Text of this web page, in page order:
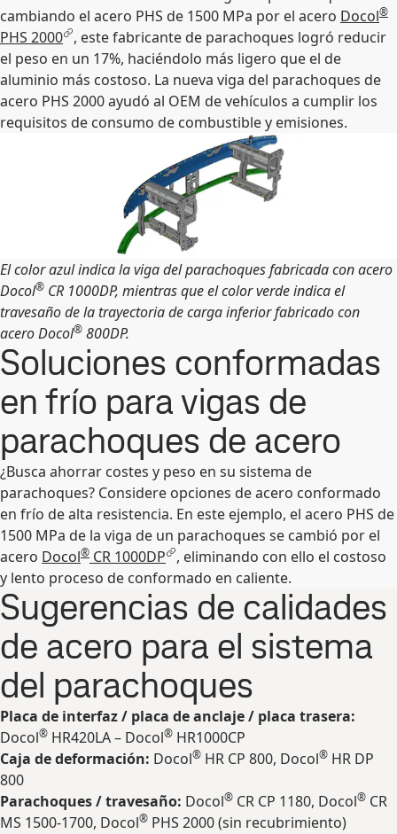
cambiando el acero PHS de 1500 MPa por el acero Docol®
PHS 2000 , este fabricante de parachoques logró reducir
el peso en un 17%, haciéndolo más ligero que el de
aluminio más costoso. La nueva viga del parachoques de
acero PHS 2000 ayudó al OEM de vehículos a cumplir los
requisitos de consumo de combustible y emisiones.
El color azul indica la viga del parachoques fabricada con acero
Docol® CR 1000DP, mientras que el color verde indica el
travesaño de la trayectoria de carga inferior fabricado con
acero Docol® 800DP.
Soluciones conformadas
en frío para vigas de
parachoques de acero
¿Busca ahorrar costes y peso en su sistema de
parachoques? Considere opciones de acero conformado
en frío de alta resistencia. En este ejemplo, el acero PHS de
1500 MPa de la viga de un parachoques se cambió por el
acero Docol® CR 1000DP
, eliminando con ello el costoso
y lento proceso de conformado en caliente.
Sugerencias de calidades
de acero para el sistema
del parachoques
Placa de interfaz / placa de anclaje / placa trasera:
Docol® HR420LA – Docol® HR1000CP
Caja de deformación: Docol® HR CP 800, Docol® HR DP
800
Parachoques / travesaño: Docol® CR CP 1180, Docol® CR
MS 1500-1700, Docol® PHS 2000 (sin recubrimiento)